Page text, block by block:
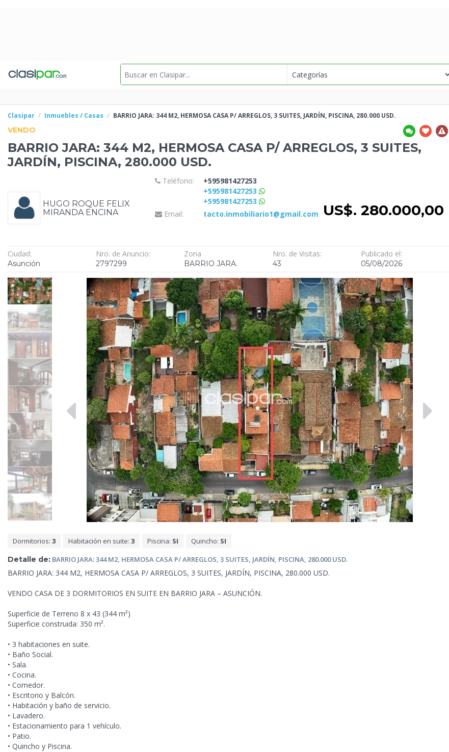
Clasipar Inmuebles / Casas BARRIO JARA: 344 M2, HERMOSA CASA P/ ARREGLOS, 3 SUITES, JARDÍN, PISCINA, 280.000 USD.
VENDO
BARRIO JARA: 344 M2, HERMOSA CASA P/ ARREGLOS, 3 SUITES,
JARDÍN, PISCINA, 280.000 USD.
HUGO ROQUE FELIX
MIRANDA ENCINA
Teléfono:
+595981427253
+595981427253
+595981427253
Email:
tacto.inmobiliario1@gmail.com US$. 280.000,00
Ciudad:
Asunción
Nro. de Anuncio:
2797299
Zona
BARRIO JARA.
Nro. de Visitas:
43
Publicado el:
05/08/2026
Dormitorios: 3 Habitación en suite: 3 Piscina: SI Quincho: SI
Detalle de: BARRIO JARA: 344 M2, HERMOSA CASA P/ ARREGLOS, 3 SUITES, JARDÍN, PISCINA, 280.000 USD.
BARRIO JARA: 344 M2, HERMOSA CASA P/ ARREGLOS, 3 SUITES, JARDÍN, PISCINA, 280.000 USD.
VENDO CASA DE 3 DORMITORIOS EN SUITE EN BARRIO JARA – ASUNCIÓN.
Superficie de Terreno 8 x 43 (344 m²)
Superficie construida: 350 m².
• 3 habitaciones en suite.
• Baño Social.
• Sala.
• Cocina.
• Comedor.
• Escritorio y Balcón.
• Habitación y baño de servicio.
• Lavadero.
• Estacionamiento para 1 vehículo.
• Patio.
• Quincho y Piscina.